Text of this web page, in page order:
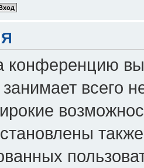
конференцию
всего